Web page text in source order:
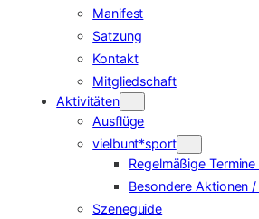
Manifest
Satzung
Kontakt
Mitgliedschaft
Aktivitäten
Ausflüge
vielbunt*sport
Regelmäßige
Besondere Aktionen
Szeneguide